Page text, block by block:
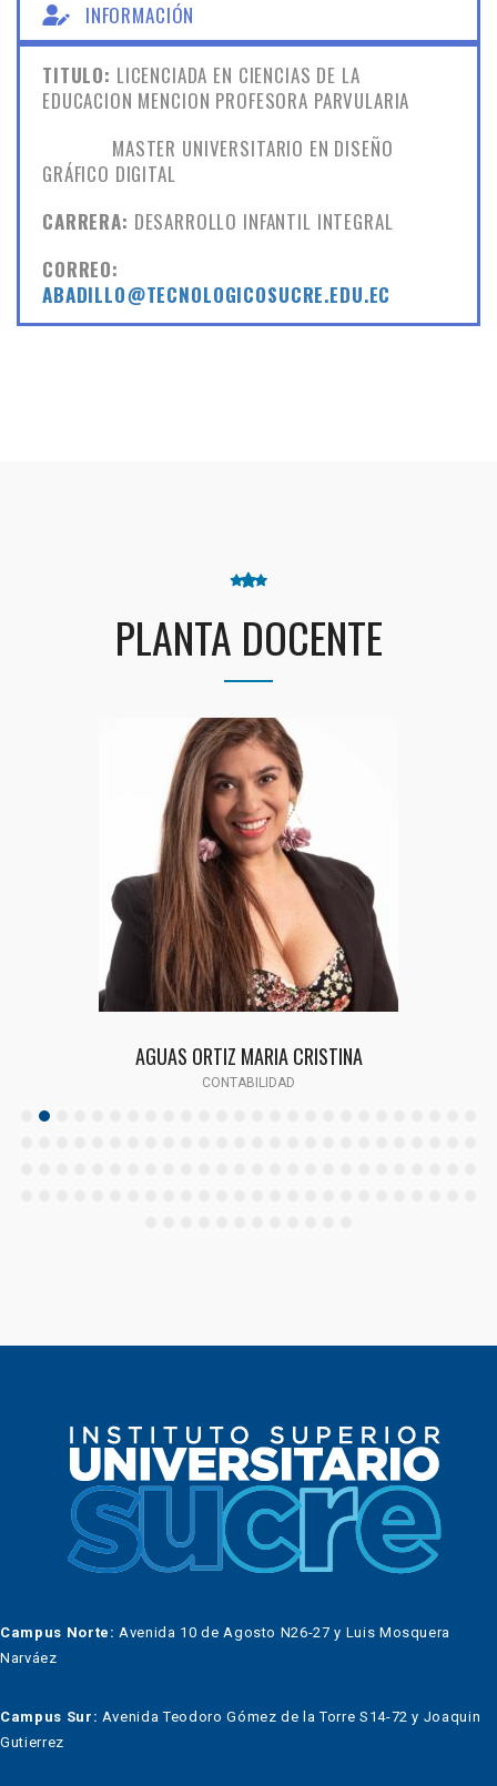
INFORMACIÓN
TITULO: LICENCIADA EN CIENCIAS DE LA
EDUCACION MENCION PROFESORA PARVULARIA
MASTER UNIVERSITARIO EN DISEÑO
GRÁFICO DIGITAL
CARRERA: DESARROLLO INFANTIL INTEGRAL
CORREO:
ABADILLO@TECNOLOGICOSUCRE.EDU.EC
PLANTA DOCENTE
AGUAS ORTIZ MARIA CRISTINA
CONTABILIDAD
Campus Norte: Avenida 10 de Agosto N26-27 y Luis Mosquera
Narváez
Campus Sur: Avenida Teodoro Gómez de la Torre S14-72 y Joaquin
Gutierrez